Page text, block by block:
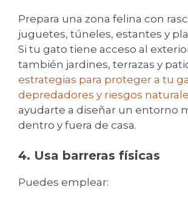
Prepara una zona felina con
juguetes, túneles, estantes y
Si tu gato tiene acceso al
también jardines, terrazas y
estrategias para proteger a tu
depredadores y riesgos
ayudarte a diseñar un entorno
dentro y fuera de casa.
4. Usa barreras físicas
Puedes emplear: